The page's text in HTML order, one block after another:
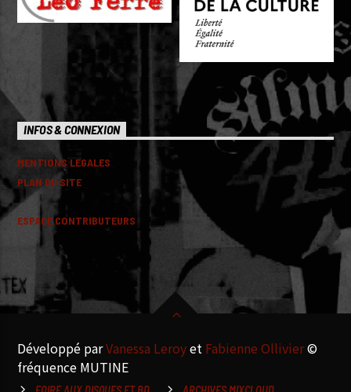
INFOS & CONNEXION
MENTIONS LEGALES
PLAN DU SITE
ESPACE CONTRIBUTEURS
Développé parVanessa Leroyet Fabienne Ollivier©
fréquence MUTINE